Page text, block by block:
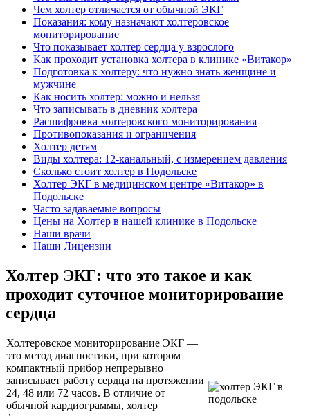
Чем холтер отличается от обычной ЭКГ
Показания: кому назначают холтеровское
мониторирование
Что показывает холтер сердца у взрослого
Как проходит установка холтера в клинике «Витакор»
Подготовка к холтеру: что нужно знать женщине и
мужчине
Как носить холтер: можно и нельзя
Что записывать в дневник холтера
Расшифровка холтеровского мониторирования
Противопоказания и ограничения
Холтер детям
Виды холтера: 12-канальный, с измерением давления
Сколько стоит холтер в Подольске
Холтер ЭКГ в медицинском центре «Витакор» в
Подольске
Часто задаваемые вопросы
Цены на Холтер в нашей клинике в Подольске
Наши врачи
Наши Лицензии
Холтер ЭКГ: что это такое и как
проходит суточное мониторирование
сердца
Холтеровское мониторирование ЭКГ —
это метод диагностики, при котором
компактный прибор непрерывно
записывает работу сердца на протяжении
24, 48 или 72 часов. В отличие от
обычной кардиограммы, холтер